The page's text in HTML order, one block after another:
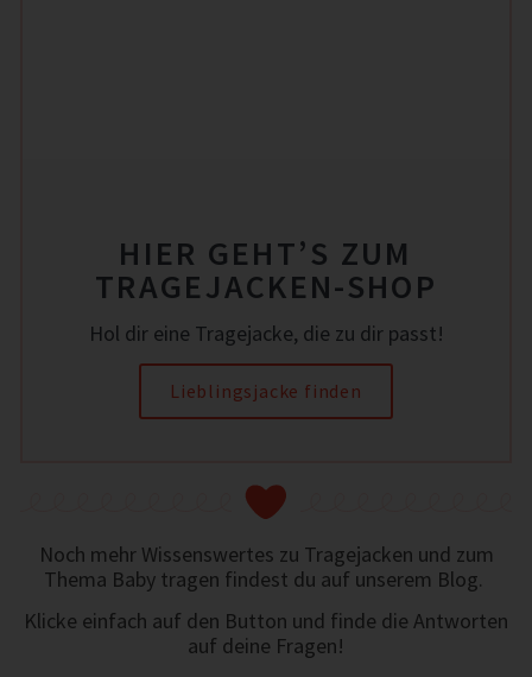
HIER GEHT’S ZUM
TRAGEJACKEN-SHOP
Hol dir eine Tragejacke, die zu dir passt!
Lieblingsjacke finden
Noch mehr Wissenswertes zu Tragejacken und zum
Thema Baby tragen findest du auf unserem Blog.
Klicke einfach auf den Button und finde die Antworten
auf deine Fragen!